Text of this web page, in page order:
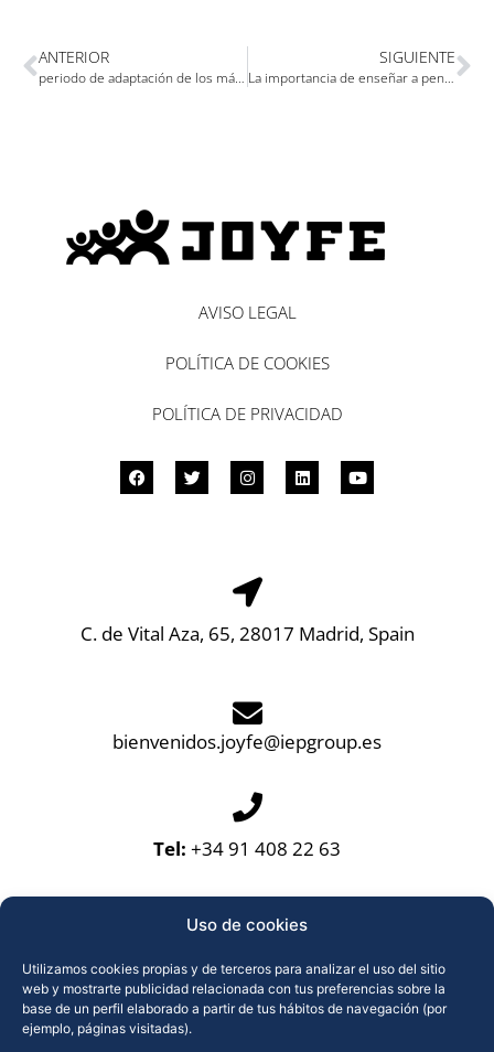
Uso de cookies
Utilizamos cookies propias y de terceros para analizar el uso del sitio
web y mostrarte publicidad relacionada con tus preferencias sobre la
base de un perfil elaborado a partir de tus hábitos de navegación (por
ejemplo, páginas visitadas).
ANTERIOR SIGUIENTE
AVISO LEGAL
POLÍTICA DE COOKIES
POLÍTICA DE PRIVACIDAD
C. de Vital Aza, 65, 28017 Madrid, Spain
bienvenidos.joyfe@iepgroup.es
Tel: +34 91 408 22 63